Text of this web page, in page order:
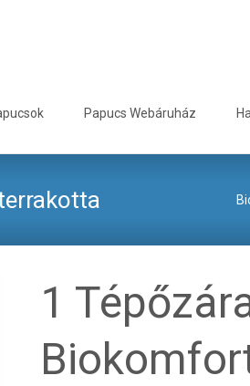
Papucs Webáruház
1